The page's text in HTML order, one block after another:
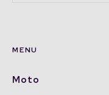
MENU
Moto